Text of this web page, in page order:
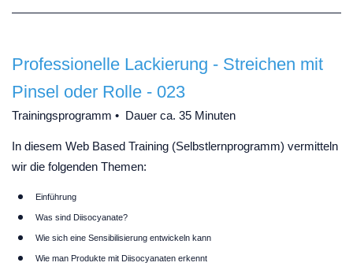
Professionelle Lackierung - Streichen mit
Pinsel oder Rolle - 023
Trainingsprogramm • Dauer ca. 35 Minuten
In diesem Web Based Training (Selbstlernprogramm) vermitteln
wir die folgenden Themen:
Einführung
Was sind Diisocyanate?
Wie sich eine Sensibilisierung entwickeln kann
Wie man Produkte mit Diisocyanaten erkennt